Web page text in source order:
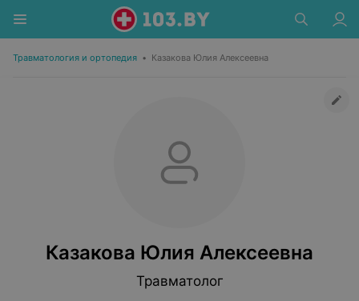
Травматология и ортопедия • Казакова Юлия Алексеевна
Казакова Юлия Алексеевна
Травматолог